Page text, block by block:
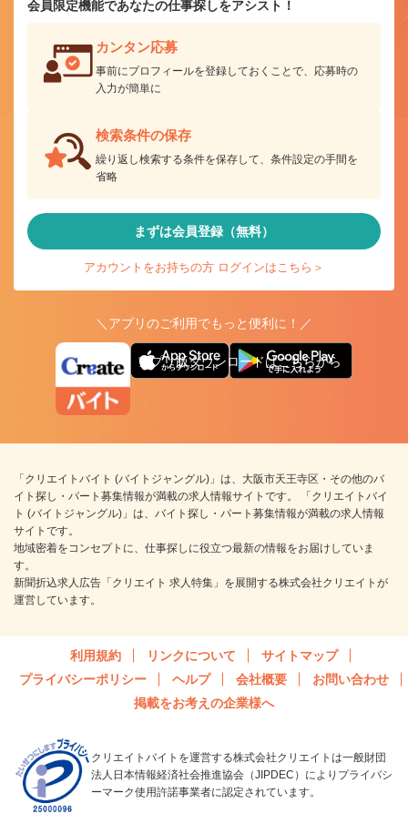
会員限定機能であなたの仕事探しをアシスト！
カンタン応募
事前にプロフィールを登録しておくことで、応募時の
入力が簡単に
検索条件の保存
繰り返し検索する条件を保存して、条件設定の手間を
省略
まずは会員登録（無料）
アカウントをお持ちの方 ログインはこちら＞
＼アプリのご利用でもっと便利に！／
アプリ版ダウンロードはこちらから
「クリエイトバイト (バイトジャングル)」は、大阪市天王寺区・その他のバ
イト探し・パート募集情報が満載の求人情報サイトです。 「クリエイトバイ
ト (バイトジャングル)」は、バイト探し・パート募集情報が満載の求人情報
サイトです。
地域密着をコンセプトに、仕事探しに役立つ最新の情報をお届けしていま
す。
新聞折込求人広告「クリエイト 求人特集」を展開する株式会社クリエイトが
運営しています。
利用規約 リンクについて
サイトマップ
プライバシーポリシー
ヘルプ 会社概要
お問い合わせ
掲載をお考えの企業様へ
クリエイトバイトを運営する株式会社クリエイトは一般財団
法人日本情報経済社会推進協会（JIPDEC）によりプライバシ
ーマーク使用許諾事業者に認定されています。